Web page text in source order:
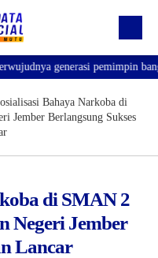
generasi pemimpin
Bahaya Narkoba di
Jember Berlangsung Sukses
di SMAN 2
Negeri Jember
Lancar